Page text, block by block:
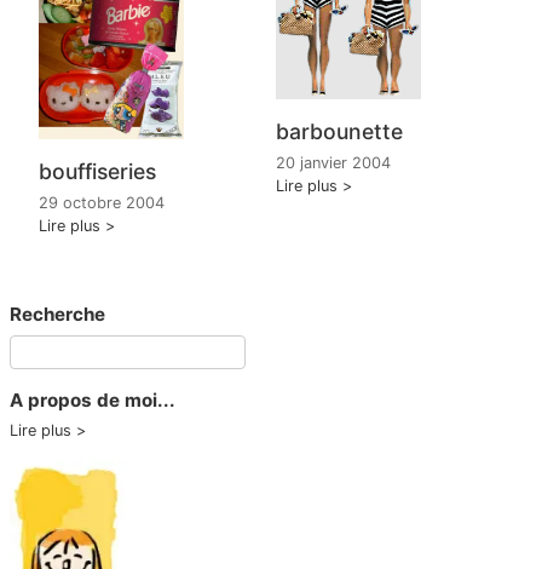
bouffiseries
29 octobre 2004
Lire plus
barbounette
20 janvier 2004
Lire plus
Recherche
A propos de moi...
Lire plus